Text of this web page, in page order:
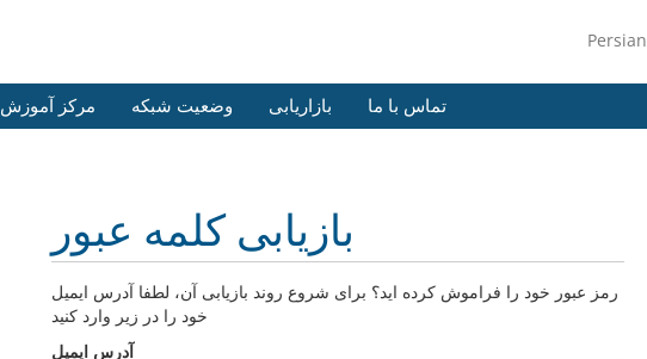
Persian
مرکز آموزش وضعیت شبکه بازاریابی تماس با ما
بازیابی کلمه عبور
رمز عبور خود را فراموش کرده اید؟ برای شروع روند بازیابی آن، لطفا آدرس ایمیل
خود را در زیر وارد کنید
آدرس ایمیل